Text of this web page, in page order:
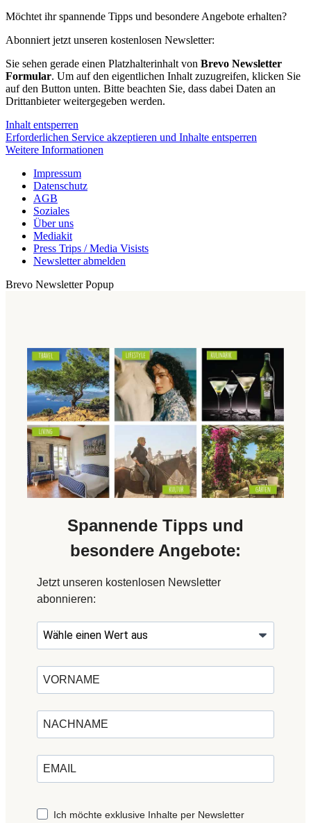
Möchtet ihr spannende Tipps und besondere Angebote erhalten?
Abonniert jetzt unseren kostenlosen Newsletter:
Sie sehen gerade einen Platzhalterinhalt von Brevo Newsletter
Formular. Um auf den eigentlichen Inhalt zuzugreifen, klicken Sie
auf den Button unten. Bitte beachten Sie, dass dabei Daten an
Drittanbieter weitergegeben werden.
Inhalt entsperren
Erforderlichen Service akzeptieren und Inhalte entsperren
Weitere Informationen
Impressum
Datenschutz
AGB
Soziales
Über uns
Mediakit
Press Trips / Media Visists
Newsletter abmelden
Brevo Newsletter Popup